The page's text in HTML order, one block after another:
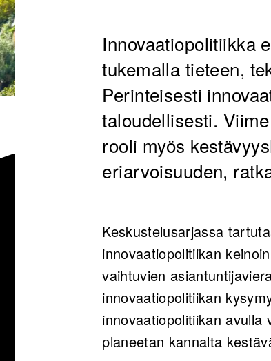
Innovaatiopolitiikka
tukemalla tieteen,
Perinteisesti
taloudellisesti.
rooli myös
eriarvoisuuden,
Keskustelusarjassa
innovaatiopolitiikan
vaihtuvien
innovaatiopolitiikan
innovaatiopolitiikan
planeetan kannalta